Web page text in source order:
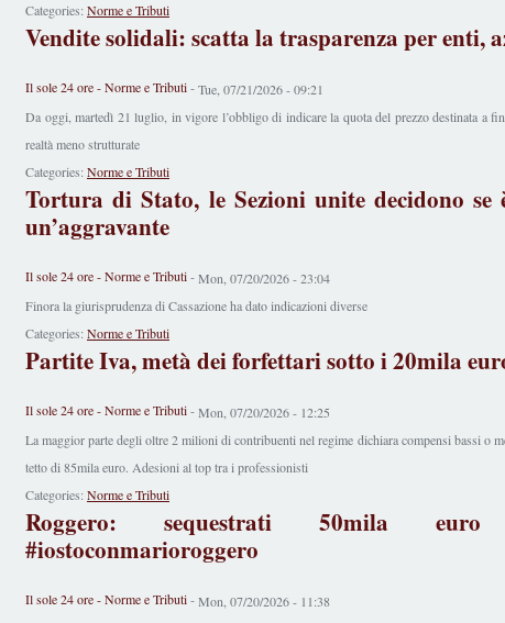
Categories: Norme e Tributi
Vendite solidali: scatta la trasparenza per enti,
Il sole 24 ore - Norme e Tributi-Tue, 07/21/2026 - 09:21
Da oggi, martedì 21 luglio, in vigore l’obbligo di indicare la quota del prezzo destinata a
realtà meno strutturate
Categories: Norme e Tributi
Tortura di Stato, le Sezioni unite decidono se
un’aggravante
Il sole 24 ore - Norme e Tributi-Mon, 07/20/2026 - 23:04
Finora la giurisprudenza di Cassazione ha dato indicazioni diverse
Categories: Norme e Tributi
Partite Iva, metà dei forfettari sotto i 20mila
Il sole 24 ore - Norme e Tributi-Mon, 07/20/2026 - 12:25
La maggior parte degli oltre 2 milioni di contribuenti nel regime dichiara compensi bassi o
tetto di 85mila euro. Adesioni al top tra i professionisti
Categories: Norme e Tributi
Roggero: sequestrati 50mila
#iostoconmarioroggero
Il sole 24 ore - Norme e Tributi-Mon, 07/20/2026 - 11:38